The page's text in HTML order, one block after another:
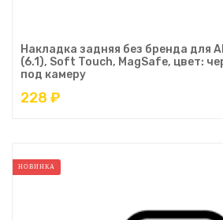
Накладка задняя без бренда для
(6.1), Soft Touch, MagSafe, цвет:
под камеру
228 ₽
НОВИНКА